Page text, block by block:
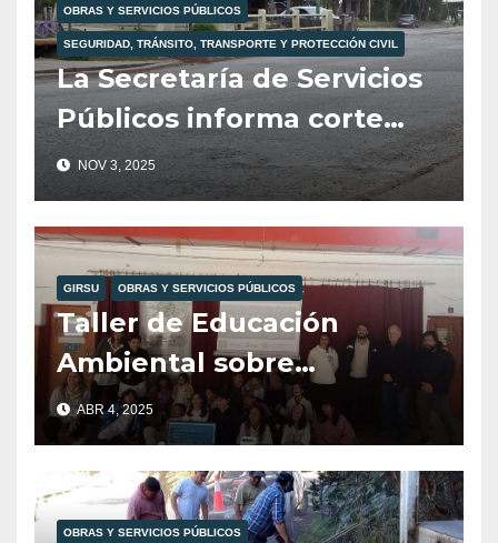
OBRAS Y SERVICIOS PÚBLICOS
SEGURIDAD, TRÁNSITO, TRANSPORTE Y PROTECCIÓN CIVIL
La Secretaría de Servicios
Públicos informa corte
total de tránsito para
mañana martes 4 de
noviembre.
NOV 3, 2025
GIRSU OBRAS Y SERVICIOS PÚBLICOS
Taller de Educación
Ambiental sobre
Reciclajes en la Esc. 104,
Organizado por Girsu,
Agenda Verde y Amigos
de la Patagonia
ABR 4, 2025
OBRAS Y SERVICIOS PÚBLICOS